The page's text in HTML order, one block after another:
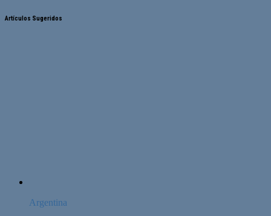
Artículos Sugeridos
Argentina